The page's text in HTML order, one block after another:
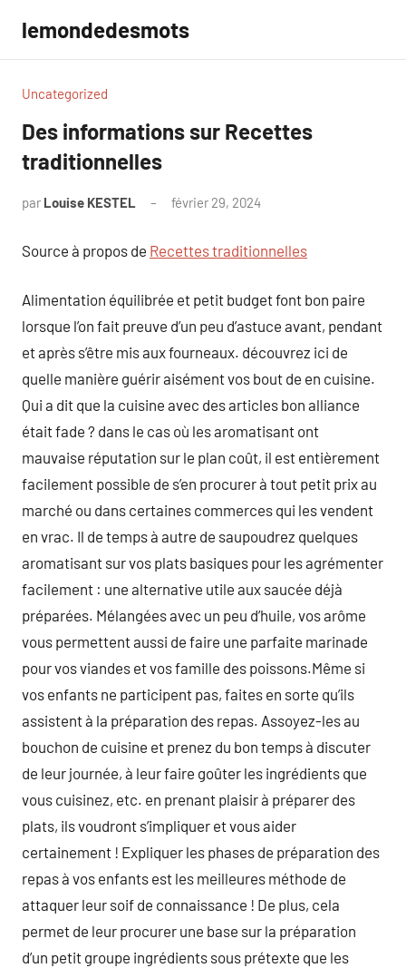
contenu
lemondedesmots
Uncategorized
Des informations sur Recettes
traditionnelles
par Louise KESTEL février 29, 2024
Source à propos de Recettes traditionnelles
Alimentation équilibrée et petit budget font bon paire
lorsque l’on fait preuve d’un peu d’astuce avant, pendant
et après s’être mis aux fourneaux. découvrez ici de
quelle manière guérir aisément vos bout de en cuisine.
Qui a dit que la cuisine avec des articles bon alliance
était fade ? dans le cas où les aromatisant ont
mauvaise réputation sur le plan coût, il est entièrement
facilement possible de s’en procurer à tout petit prix au
marché ou dans certaines commerces qui les vendent
en vrac. Il de temps à autre de saupoudrez quelques
aromatisant sur vos plats basiques pour les agrémenter
facilement : une alternative utile aux saucée déjà
préparées. Mélangées avec un peu d’huile, vos arôme
vous permettent aussi de faire une parfaite marinade
pour vos viandes et vos famille des poissons.Même si
vos enfants ne participent pas, faites en sorte qu’ils
assistent à la préparation des repas. Assoyez-les au
bouchon de cuisine et prenez du bon temps à discuter
de leur journée, à leur faire goûter les ingrédients que
vous cuisinez, etc. en prenant plaisir à préparer des
plats, ils voudront s’impliquer et vous aider
certainement ! Expliquer les phases de préparation des
repas à vos enfants est les meilleures méthode de
attaquer leur soif de connaissance ! De plus, cela
permet de leur procurer une base sur la préparation
d’un petit groupe ingrédients sous prétexte que les